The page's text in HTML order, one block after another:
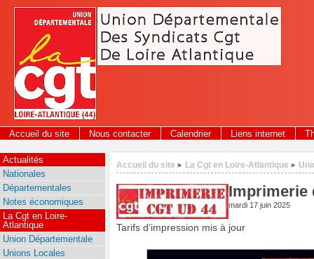
Panneau de gestion des cookies
Accueil du site Nous contacter Calendrier Liens internet
Accueil du site > La Cgt en Loire-Atlantique >
Imprimerie
mardi 17 juin 2025
Tarifs d’impression mis à jour
Actualités
Nationales
Départementales
Notes économiques
La Cgt en Loire-
Atlantique
Union Départementale
Unions Locales